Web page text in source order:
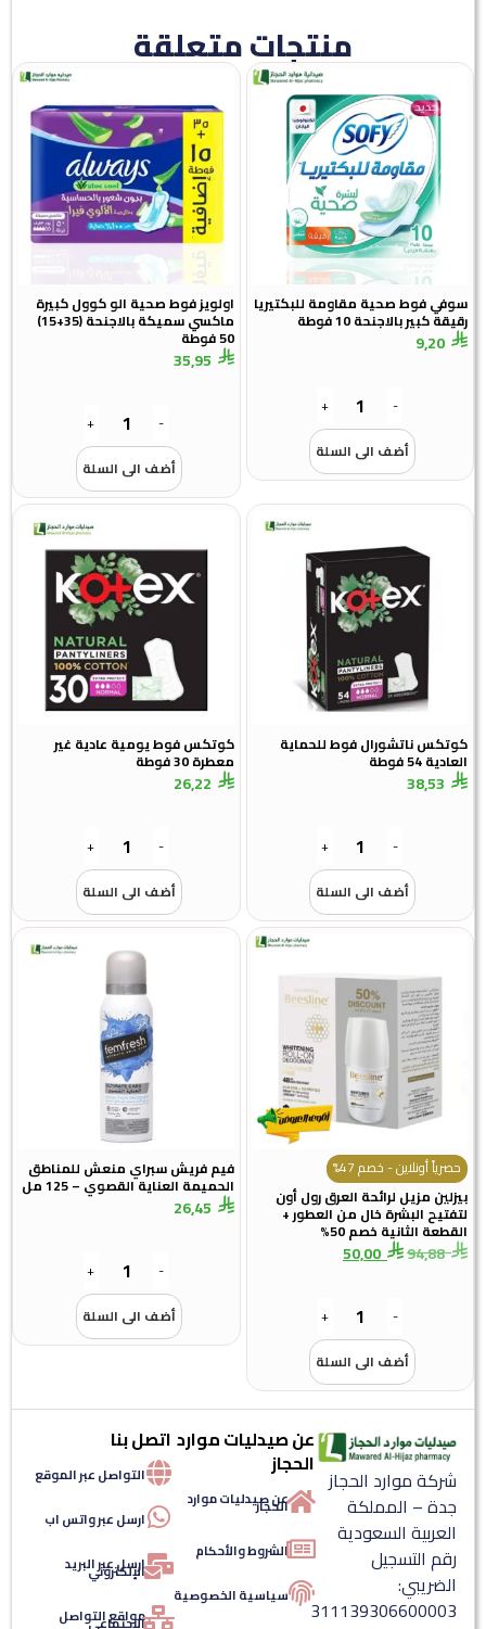
منتجات متعلقة
سوفي فوط صحية مقاومة للبكتيريا
رقيقة كبير بالاجنحة 10 فوطة
9,20
-
+
أضف الى السلة
اولويز فوط صحية الو كوول كبيرة
ماكسي سميكة بالاجنحة (35+15)
50 فوطة
35,95
-
+
أضف الى السلة
كوتكس ناتشورال فوط للحماية
العادية 54 فوطة
38,53
-
+
أضف الى السلة
كوتكس فوط يومية عادية غير
معطرة 30 فوطة
26,22
-
+
أضف الى السلة
حصرياً أونلاين - خصم 47%
بيزلين مزيل لرائحة العرق رول أون
لتفتيح البشرة خال من العطور +
القطعة الثانية خصم 50%
94,88
50,00
-
+
أضف الى السلة
فيم فريش سبراي منعش للمناطق
الحميمة العناية القصوي – 125 مل
26,45
-
+
أضف الى السلة
شركة موارد الحجاز
جدة – المملكة
العربية السعودية
رقم التسجيل
الضريبي:
311139306600003
عن صيدليات موارد
الحجاز
عن صيدليات موارد
الحجاز
الشروط والأحكام
سياسية الخصوصية
اتصل بنا
التواصل عبر الموقع
ارسل عبر واتس اب
ارسل عبر البريد
الإلكتروني
مواقع التواصل
الإجتماعي